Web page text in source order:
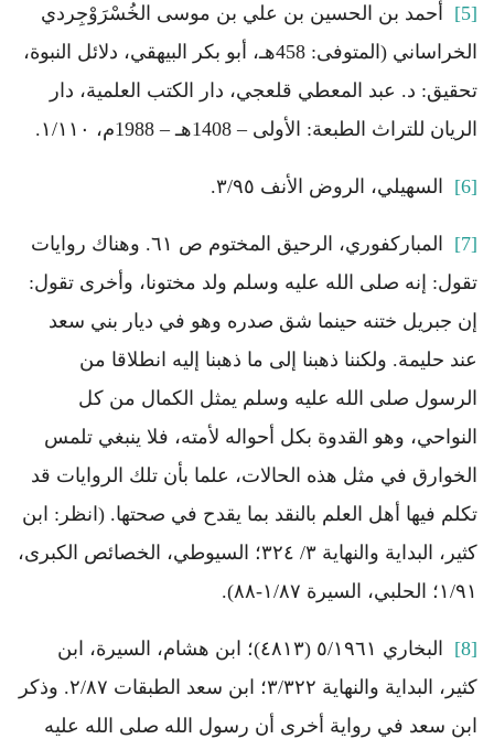
[5]
أحمد بن الحسين بن علي بن موسى الخُسْرَوْجِردي
الخراساني (المتوفى: 458هـ، أبو بكر البيهقي، دلائل النبوة،
تحقيق: د. عبد المعطي قلعجي، دار الكتب العلمية، دار
الريان للتراث الطبعة: الأولى – 1408هـ – 1988م، ١/١١٠.
[6] السهيلي، الروض الأنف ٣/٩٥.
[7]
المباركفوري، الرحيق المختوم ص ٦١. وهناك روايات
تقول: إنه صلى الله عليه وسلم ولد مختونا، وأخرى تقول:
إن جبريل ختنه حينما شق صدره وهو في ديار بني سعد
عند حليمة. ولكننا ذهبنا إلى ما ذهبنا إليه انطلاقا من
الرسول صلى الله عليه وسلم يمثل الكمال من كل
النواحي، وهو القدوة بكل أحواله لأمته، فلا ينبغي تلمس
الخوارق في مثل هذه الحالات، علما بأن تلك الروايات قد
تكلم فيها أهل العلم بالنقد بما يقدح في صحتها. (انظر: ابن
كثير، البداية والنهاية ٣/ ٣٢٤؛ السيوطي، الخصائص الكبرى،
١/٩١؛ الحلبي، السيرة ١/٨٧-٨٨).
[8]
البخاري ٥/١٩٦١ (٤٨١٣)؛ ابن هشام، السيرة، ابن
كثير، البداية والنهاية ٣/٣٢٢؛ ابن سعد الطبقات ٢/٨٧. وذكر
ابن سعد في رواية أخرى أن رسول الله صلى الله عليه